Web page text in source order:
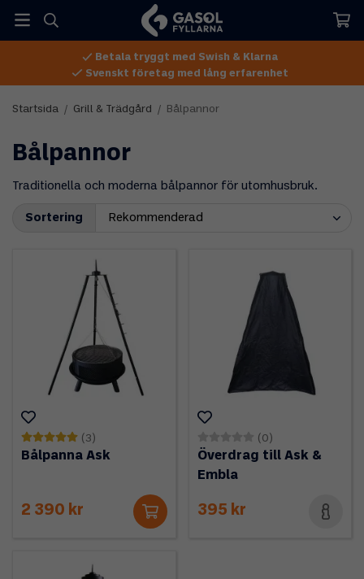
Betala tryggt med Swish & Klarna
Svenskt företag med lång erfarenhet
Startsida / Grill & Trädgård / Bålpannor
Bålpannor
Traditionella och moderna bålpannor för utomhusbruk.
Sortering
(3)
Bålpanna Ask
2 390 kr
(0)
Överdrag till Ask &
Embla
395 kr